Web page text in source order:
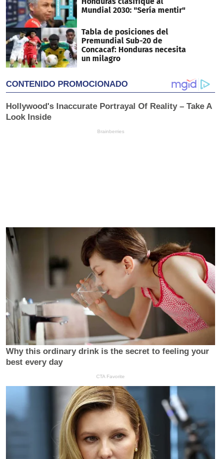
Mundial 2030: "Sería mentir"
Tabla de posiciones del
Premundial Sub-20 de
Concacaf: Honduras necesita
un milagro